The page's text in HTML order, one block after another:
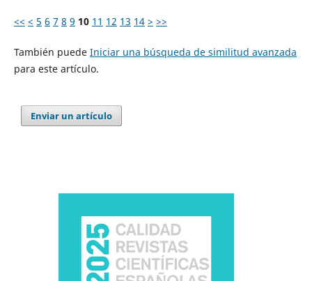
<< < 5 6 7 8 9 10 11 12 13 14 > >>
También puede Iniciar una búsqueda de similitud avanzada
para este artículo.
Enviar un artículo